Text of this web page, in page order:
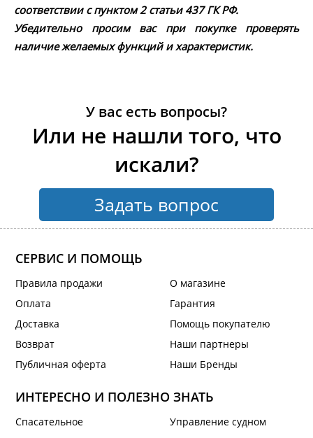
соответствии с пунктом 2 статьи 437 ГК РФ.
Убедительно просим вас при покупке проверять
наличие желаемых функций и характеристик.
У вас есть вопросы?
Или не нашли того, что
искали?
Задать вопрос
СЕРВИС И ПОМОЩЬ
Правила продажи
Оплата
Доставка
Возврат
Публичная оферта
О магазине
Гарантия
Помощь покупателю
Наши партнеры
Наши Бренды
ИНТЕРЕСНО И ПОЛЕЗНО ЗНАТЬ
Спасательное
Управление судном